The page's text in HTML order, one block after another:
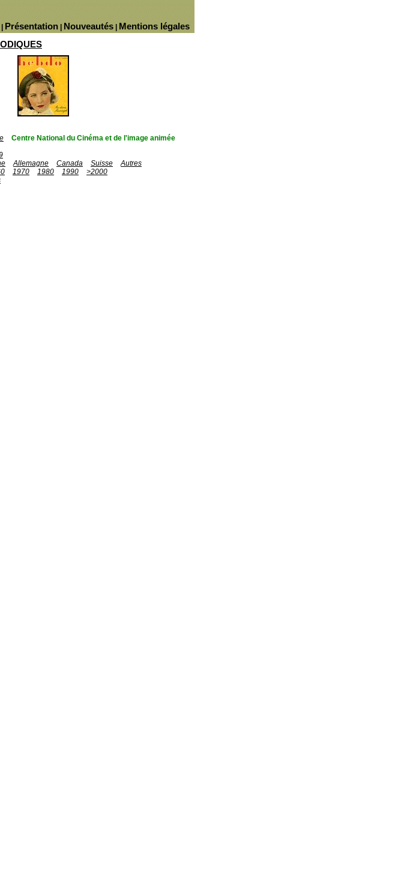
Mentions légales
Nouveautés
Présentation
Centre National du Cinéma et de l'image animée
Allemagne Canada Suisse
Autres
1970 1980 1990
>2000